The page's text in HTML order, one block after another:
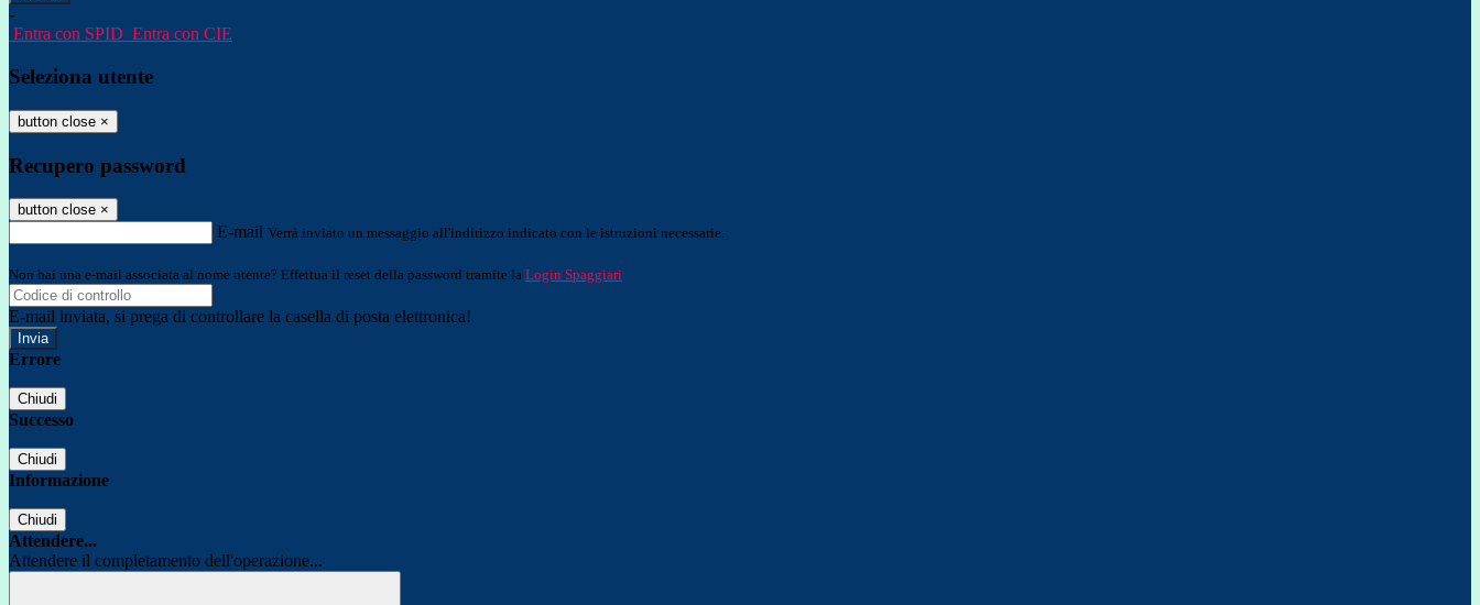
-
Entra con SPID Entra con CIE
Seleziona utente
button close ×
Recupero password
button close ×
E-mail Verrà inviato un messaggio all'indirizzo indicato con le istruzioni necessarie.
Non hai una e-mail associata al nome utente? Effettua il reset della password tramite la Login Spaggiari
E-mail inviata, si prega di controllare la casella di posta elettronica!
Errore
Chiudi
Successo
Chiudi
Informazione
Chiudi
Attendere...
Attendere il completamento dell'operazione...